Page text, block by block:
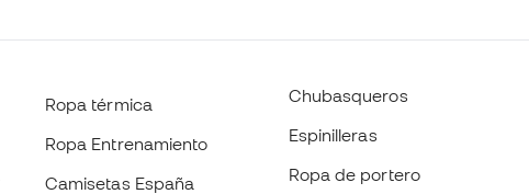
Ropa térmica
Ropa Entrenamiento
Camisetas España
Chubasqueros
Espinilleras
Ropa de portero